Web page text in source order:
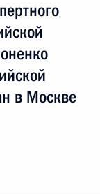
в Москве